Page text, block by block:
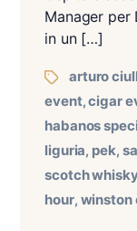
Manager per
in un […]
arturo
event,cigar
habanos
liguria, pek,
scotch
hour, winston